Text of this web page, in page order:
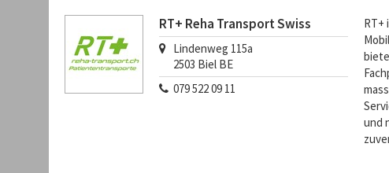
RT+ Reha Transport Swiss
Lindenweg 115a
2503 Biel BE
079 522 09 11
und